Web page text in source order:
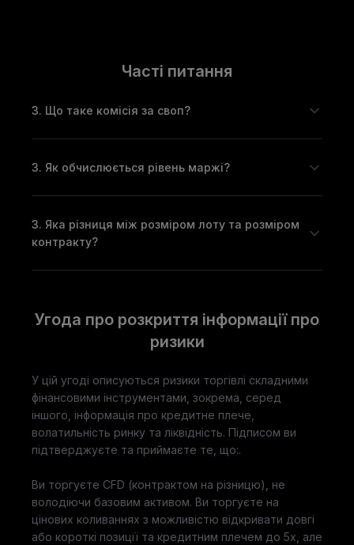
Часті питання
З. Що таке комісія за своп?
З. Як обчислюється рівень маржі?
З. Яка різниця між розміром лоту та розміром
контракту?
Угода про розкриття інформації про
ризики
У цій угоді описуються ризики торгівлі складними
фінансовими інструментами, зокрема, серед
іншого, інформація про кредитне плече,
волатильність ринку та ліквідність. Підписом ви
підтверджуєте та приймаєте те, що:.
Ви торгуєте CFD (контрактом на різницю), не
володіючи базовим активом. Ви торгуєте на
цінових коливаннях з можливістю відкривати довгі
або короткі позиції та кредитним плечем до 5x, але